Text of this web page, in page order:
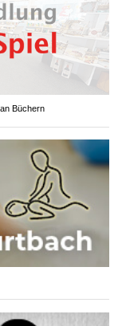
Büchern